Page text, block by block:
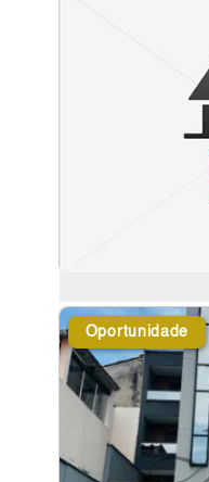
Oportunidade